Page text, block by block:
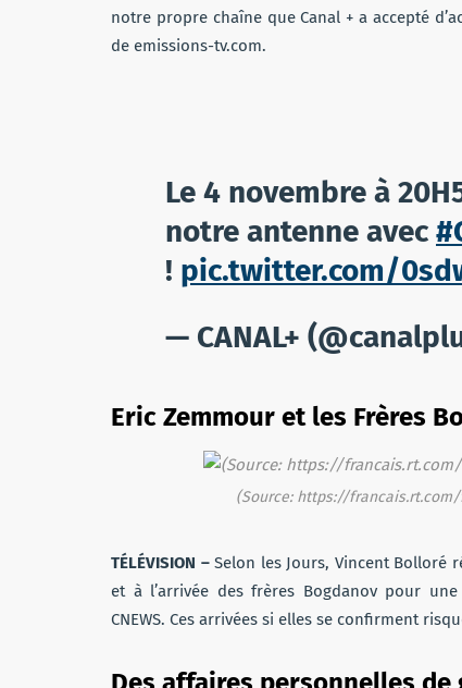
notre propre chaîne que Canal + a accepté
de emissions-tv.com.
Le 4 novembre à
notre antenne avec
! pic.twitter.com/
— CANAL+
Eric Zemmour et les Frères
(Source: https://
TÉLÉVISION – Selon les Jours, Vincent Bolloré
et à l’arrivée des frères Bogdanov pour
CNEWS. Ces arrivées si elles se confirment